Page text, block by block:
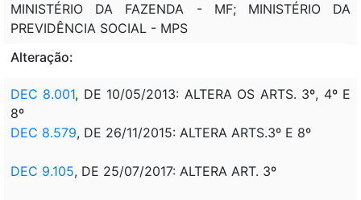
MINISTÉRIO DA FAZENDA - MF; MINISTÉRIO DA
PREVIDÊNCIA SOCIAL - MPS
Alteração:
DEC 8.001, DE 10/05/2013: ALTERA OS ARTS. 3º, 4º E
8º
DEC 8.579, DE 26/11/2015: ALTERA ARTS.3º E 8º
DEC 9.105, DE 25/07/2017: ALTERA ART. 3º